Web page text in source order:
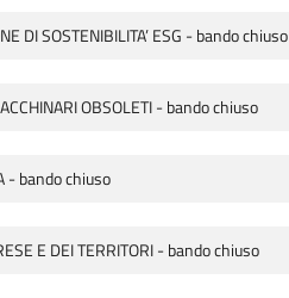
DI SOSTENIBILITA’ ESG - bando chiuso
OBSOLETI - bando chiuso
- bando chiuso
E DEI TERRITORI - bando chiuso